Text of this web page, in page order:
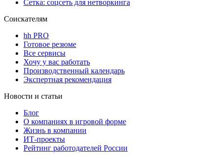
Сетка: соцсеть для нетворкинга
Соискателям
hh PRO
Готовое резюме
Все сервисы
Хочу у вас работать
Производственный календарь
Экспертная рекомендация
Новости и статьи
Блог
О компаниях в игровой форме
Жизнь в компании
ИТ-проекты
Рейтинг работодателей России